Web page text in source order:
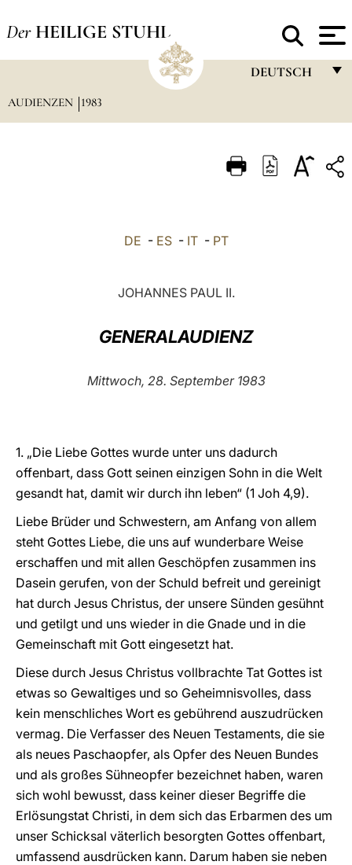
Der HEILIGE STUHL
DEUTSCH
ITALIANO
中文
LATINE
AUDIENZEN 1983
DE - ES- IT- PT
JOHANNES PAUL II.
GENERALAUDIENZ
Mittwoch, 28. September 1983
1. „Die Liebe Gottes wurde unter uns dadurch
offenbart, dass Gott seinen einzigen Sohn in die Welt
gesandt hat, damit wir durch ihn leben“ (1 Joh 4,9).
Liebe Brüder und Schwestern, am Anfang von allem
steht Gottes Liebe, die uns auf wunderbare Weise
erschaffen und mit allen Geschöpfen zusammen ins
Dasein gerufen, von der Schuld befreit und gereinigt
hat durch Jesus Christus, der unsere Sünden gesühnt
und getilgt und uns wieder in die Gnade und in die
Gemeinschaft mit Gott eingesetzt hat.
Diese durch Jesus Christus vollbrachte Tat Gottes ist
etwas so Gewaltiges und so Geheimnisvolles, dass
kein menschliches Wort es gebührend auszudrücken
vermag. Die Verfasser des Neuen Testaments, die sie
als neues Paschaopfer, als Opfer des Neuen Bundes
und als großes Sühneopfer bezeichnet haben, waren
sich wohl bewusst, dass keiner dieser Begriffe die
Erlösungstat Christi, in dem sich das Erbarmen des um
unser Schicksal väterlich besorgten Gottes offenbart,
umfassend ausdrücken kann. Darum haben sie neben